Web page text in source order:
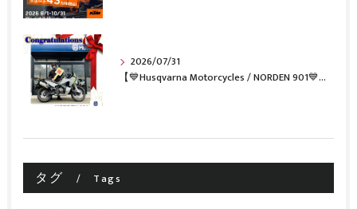
2026/07/31
【💙Husqvarna Motorcycles / NORDEN 901💙】 ご納車おめでとうございます🎉✨
タグ Tags